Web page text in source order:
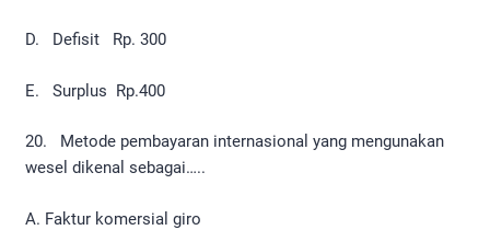
D. Defisit Rp. 300
E. Surplus Rp.400
20. Metode pembayaran internasional yang mengunakan
wesel dikenal sebagai…..
A. Faktur komersial giro